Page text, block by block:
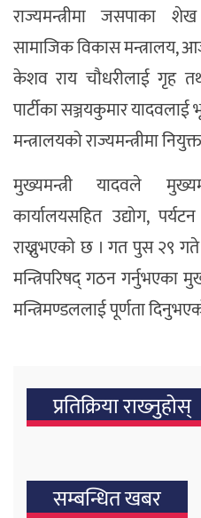
राज्यमन्त्रीमा
सामाजिक विकास मन्त्रालय,
केशव राय चौधरीलाई गृह
पार्टीका सञ्जयकुमार
मन्त्रालयको राज्यमन्त्रीमा
मुख्यमन्त्री यादवले
कार्यालयसहित उद्योग,
राख्नुभएको छ । गत पुस २९ गते
मन्त्रिपरिषद् गठन गर्नुभएका
मन्त्रिमण्डललाई पूर्णता
प्रतिक्रिया राख्‍नुहोस्
सम्बन्धित खबर